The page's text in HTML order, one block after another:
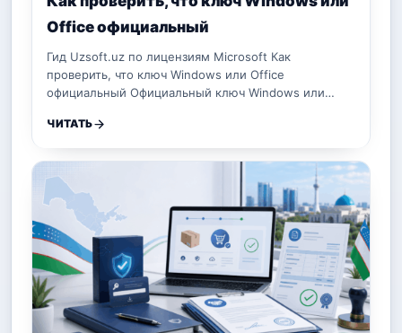
Office официальный
Гид Uzsoft.uz по лицензиям Microsoft Как
проверить, что ключ Windows или Office
официальный Официальный ключ Windows или…
ЧИТАТЬ